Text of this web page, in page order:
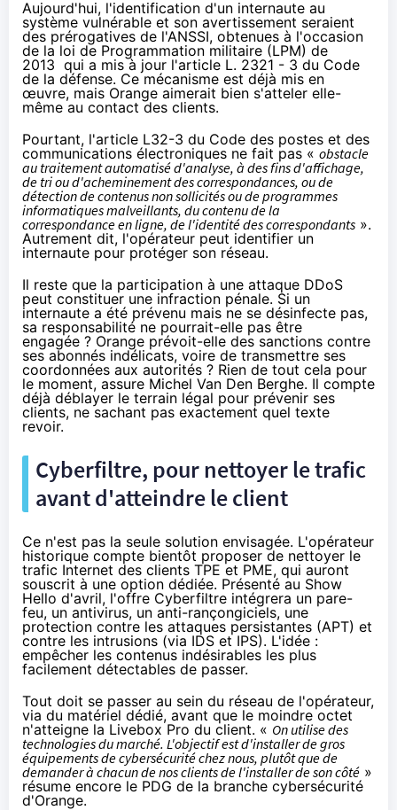
Aujourd'hui, l'identification d'un internaute au
système vulnérable et son avertissement seraient
des prérogatives de l'ANSSI, obtenues à l'occasion
de la loi de Programmation militaire (LPM) de
2013 qui a mis à jour l'article L. 2321 - 3 du Code
de la défense. Ce mécanisme est déjà mis en
œuvre, mais Orange aimerait bien s'atteler elle-
même au contact des clients.
Pourtant, l'article L32-3 du Code des postes et des
communications électroniques ne fait pas « obstacle
au traitement automatisé d'analyse, à des fins d'affichage,
de tri ou d'acheminement des correspondances, ou de
détection de contenus non sollicités ou de programmes
informatiques malveillants, du contenu de la
correspondance en ligne, de l'identité des correspondants ».
Autrement dit, l'opérateur peut identifier un
internaute pour protéger son réseau.
Il reste que la participation à une attaque DDoS
peut constituer une infraction pénale. Si un
internaute a été prévenu mais ne se désinfecte pas,
sa responsabilité ne pourrait-elle pas être
engagée ? Orange prévoit-elle des sanctions contre
ses abonnés indélicats, voire de transmettre ses
coordonnées aux autorités ? Rien de tout cela pour
le moment, assure Michel Van Den Berghe. Il compte
déjà déblayer le terrain légal pour prévenir ses
clients, ne sachant pas exactement quel texte
revoir.
Cyberfiltre, pour nettoyer le trafic
avant d'atteindre le client
Ce n'est pas la seule solution envisagée. L'opérateur
historique compte bientôt proposer de nettoyer le
trafic Internet des clients TPE et PME, qui auront
souscrit à une option dédiée. Présenté au Show
Hello d'avril, l'offre Cyberfiltre intégrera un pare-
feu, un antivirus, un anti-rançongiciels, une
protection contre les attaques persistantes (APT) et
contre les intrusions (via IDS et IPS). L'idée :
empêcher les contenus indésirables les plus
facilement détectables de passer.
Tout doit se passer au sein du réseau de l'opérateur,
via du matériel dédié, avant que le moindre octet
n'atteigne la Livebox Pro du client. « On utilise des
technologies du marché. L'objectif est d'installer de gros
équipements de cybersécurité chez nous, plutôt que de
demander à chacun de nos clients de l'installer de son côté »
résume encore le PDG de la branche cybersécurité
d'Orange.